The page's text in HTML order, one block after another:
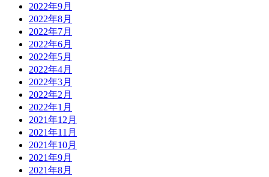
2022年9月
2022年8月
2022年7月
2022年6月
2022年5月
2022年4月
2022年3月
2022年2月
2022年1月
2021年12月
2021年11月
2021年10月
2021年9月
2021年8月